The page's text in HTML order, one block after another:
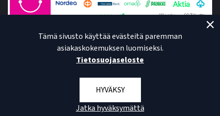
Tämä sivusto käyttää evästeitä paremman
asiakaskokemuksen luomiseksi.
Tietosuojaseloste
HYVÄKSY
Jatka hyväksymättä